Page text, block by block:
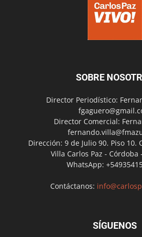
SOBRE
Director Periodístico:
Director Comercial:
Dirección: 9 de Julio 90. Piso 10.
Villa Carlos Paz - Córdoba
WhatsApp:
Contáctanos:
SÍGUENOS